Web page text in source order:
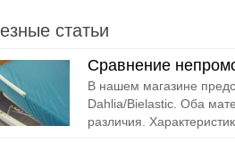
статьи
Сравнение
В нашем магазине
Dahlia/Bielastic. Оба
различия.